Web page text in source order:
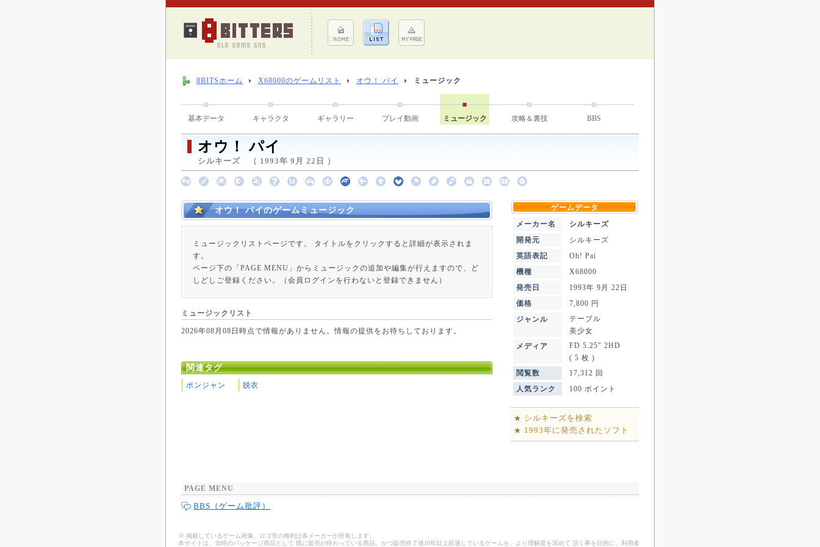
8BITSホーム X68000のゲームリスト オウ！ パイ ミュージック
基本データ キャラクタ ギャラリー プレイ動画 ミュージック 攻略＆裏技 BBS
オウ！ パイ
シルキーズ （ 1993年 9月 22日 ）
オウ！ パイのゲームミュージック
ミュージックリストページです。 タイトルをクリックすると詳細が表示されま
す。
ページ下の「PAGE MENU」からミュージックの追加や編集が行えますので、ど
しどしご登録ください。（会員ログインを行わないと登録できません）
ミュージックリスト
2026年08月08日時点で情報がありません。情報の提供をお待ちしております。
関連タグ
ポンジャン 脱衣
ゲームデータ
メーカー名
シルキーズ
開発元
シルキーズ
英語表記
Oh! Pai
機種
X68000
発売日
1993年 9月 22日
価格
7,800 円
ジャンル
テーブル
美少女
メディア
FD 5.25" 2HD
( 5 枚 )
閲覧数
17,312 回
人気ランク
100 ポイント
★ シルキーズを検索
★ 1993年に発売されたソフト
PAGE MENU
BBS（ゲーム批評）
※ 掲載しているゲーム画像、ロゴ等の権利は各メーカーが所有します。
本サイトは、当時のパッケージ商品として 既に販売が終わっている商品、かつ販売終了後10年以上経過しているゲームを、より理解度を深めて 頂く事を目的に、利用者